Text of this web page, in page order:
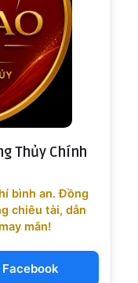
Thủy Chính
bình an. Đồng
chiêu tài, dẫn
mắn!